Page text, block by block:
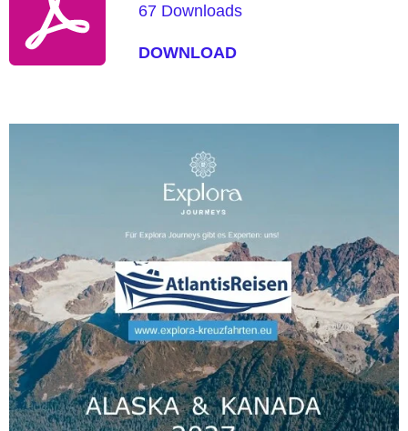
67 Downloads
DOWNLOAD